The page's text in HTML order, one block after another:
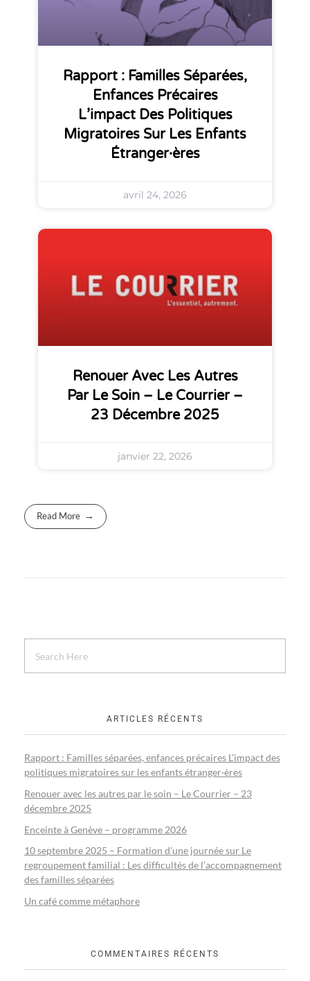
Rapport : Familles Séparées,
Enfances Précaires
L’impact Des Politiques
Migratoires Sur Les Enfants
Étranger·ères
avril 24, 2026
Renouer Avec Les Autres
Par Le Soin – Le Courrier –
23 Décembre 2025
janvier 22, 2026
Read More
ARTICLES RÉCENTS
Rapport : Familles séparées, enfances précaires L’impact des
politiques migratoires sur les enfants étranger·ères
Renouer avec les autres par le soin – Le Courrier – 23
décembre 2025
Enceinte à Genève – programme 2026
10 septembre 2025 – Formation d’une journée sur Le
regroupement familial : Les difficultés de l’accompagnement
des familles séparées
Un café comme métaphore
COMMENTAIRES RÉCENTS